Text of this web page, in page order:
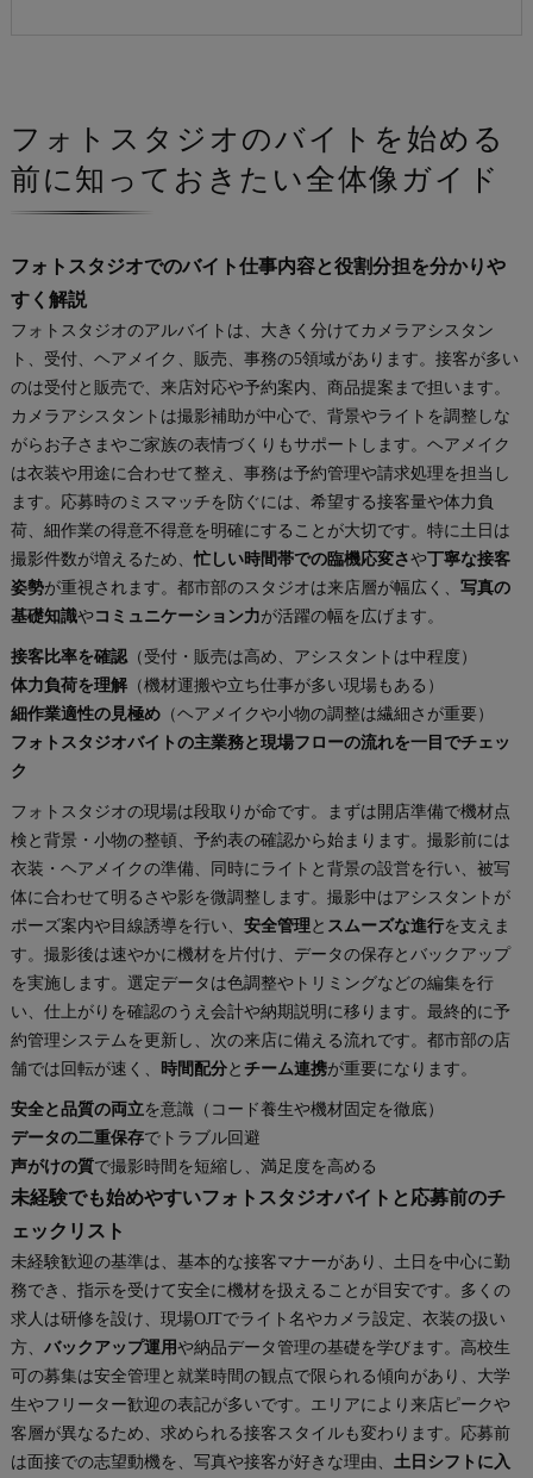
フォトスタジオのバイトを始める
前に知っておきたい全体像ガイド
フォトスタジオでのバイト仕事内容と役割分担を分かりや
すく解説
フォトスタジオのアルバイトは、大きく分けてカメラアシスタン
ト、受付、ヘアメイク、販売、事務の5領域があります。接客が多い
のは受付と販売で、来店対応や予約案内、商品提案まで担います。
カメラアシスタントは撮影補助が中心で、背景やライトを調整しな
がらお子さまやご家族の表情づくりもサポートします。ヘアメイク
は衣装や用途に合わせて整え、事務は予約管理や請求処理を担当し
ます。応募時のミスマッチを防ぐには、希望する接客量や体力負
荷、細作業の得意不得意を明確にすることが大切です。特に土日は
撮影件数が増えるため、忙しい時間帯での臨機応変さや丁寧な接客
姿勢が重視されます。都市部のスタジオは来店層が幅広く、 写真の
基礎知識やコミュニケーション力が活躍の幅を広げます。
接客比率を確認（受付・販売は高め、アシスタントは中程度）
体力負荷を理解（機材運搬や立ち仕事が多い現場もある）
細作業適性の見極め（ヘアメイクや小物の調整は繊細さが重要）
フォトスタジオバイトの主業務と現場フローの流れを一目でチェッ
ク
フォトスタジオの現場は段取りが命です。まずは開店準備で機材点
検と背景・小物の整頓、予約表の確認から始まります。撮影前には
衣装・ヘアメイクの準備、同時にライトと背景の設営を行い、被写
体に合わせて明るさや影を微調整します。撮影中はアシスタントが
ポーズ案内や目線誘導を行い、 安全管理 と スムーズな進行を支えま
す。撮影後は速やかに機材を片付け、データの保存とバックアップ
を実施します。選定データは色調整やトリミングなどの編集を行
い、仕上がりを確認のうえ会計や納期説明に移ります。最終的に予
約管理システムを更新し、次の来店に備える流れです。都市部の店
舗では回転が速く、
時間配分と チーム連携が重要になります。
安全と品質の両立 を意識（コード養生や機材固定を徹底）
データの二重保存でトラブル回避
声がけの質で撮影時間を短縮し、満足度を高める
未経験でも始めやすいフォトスタジオバイトと応募前のチ
ェックリスト
未経験歓迎の基準は、基本的な接客マナーがあり、土日を中心に勤
務でき、指示を受けて安全に機材を扱えることが目安です。多くの
求人は研修を設け、現場OJTでライト名やカメラ設定、衣装の扱い
方、 バックアップ運用や納品データ管理の基礎を学びます。高校生
可の募集は安全管理と就業時間の観点で限られる傾向があり、大学
生やフリーター歓迎の表記が多いです。エリアにより来店ピークや
客層が異なるため、求められる接客スタイルも変わります。応募前
は面接での志望動機を、写真や接客が好きな理由、 土日シフトに入